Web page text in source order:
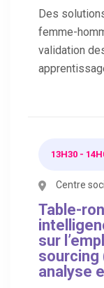
Des
femme-
validation
13H30 -
Centre
Table-
sur
sourcing
analyse